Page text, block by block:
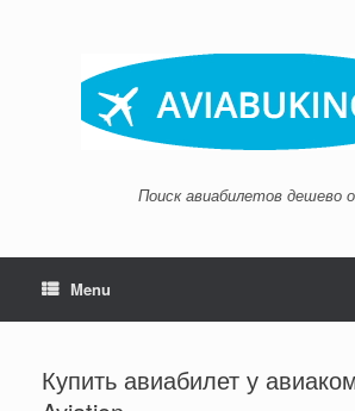
Поиск авиабилетов дешево
Menu
Купить авиабилет у